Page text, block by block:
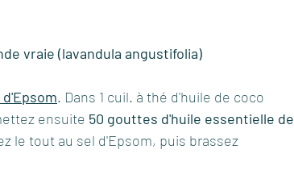
vraie (lavandula angustifolia)
d'Epsom. Dans 1 cuil. à thé d'huile de coco
ensuite 50 gouttes d'huile essentielle de
le tout au sel d'Epsom, puis brassez